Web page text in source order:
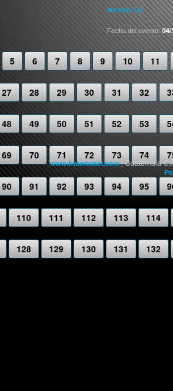
Ver mas (+)
Fecha del evento:04/
5 6 7 8 9 10 11
27 28 29 30 31 32
48 49 50 51 52 53
69 70 71 72 73 74
90 91 92 93 94 95
110 111 112 113 114
128 129 130 131 132
www.fraterticket.com | Guatemala